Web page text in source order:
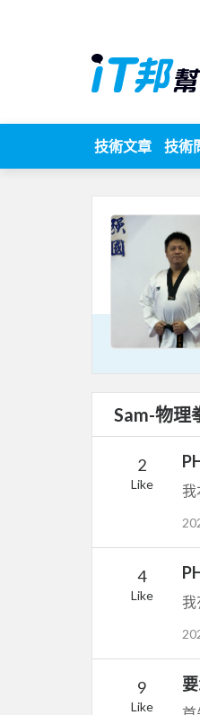
技術文章 技術
Sam-物理
2
Like
4
Like
9
Like